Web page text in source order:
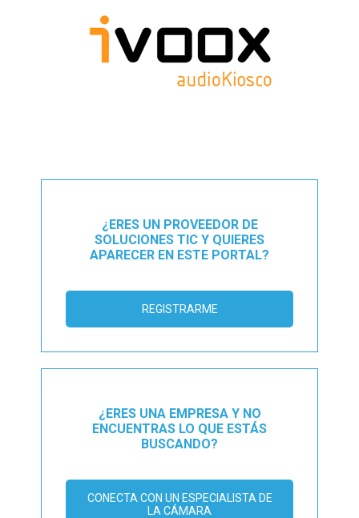
¿ERES UN PROVEEDOR DE
SOLUCIONES TIC Y QUIERES
APARECER EN ESTE PORTAL?
REGISTRARME
¿ERES UNA EMPRESA Y NO
ENCUENTRAS LO QUE ESTÁS
BUSCANDO?
CONECTA CON UN ESPECIALISTA DE
LA CÁMARA